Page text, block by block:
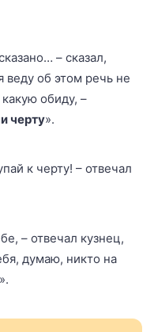
– сказал,
веду об этом речь не
обиду, –
черту».
к черту! – отвечал
– отвечал кузнец,
думаю, никто на